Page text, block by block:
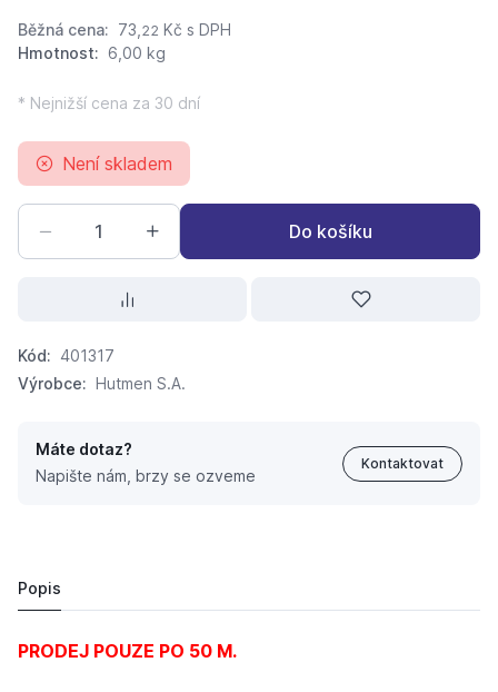
Běžná cena: 73, 22 Kč s DPH
Hmotnost: 6,00 kg
* Nejnižší cena za 30 dní
Není skladem
Do košíku
Kód: 401317
Výrobce: Hutmen S.A.
Máte dotaz?
Napište nám, brzy se ozveme
Kontaktovat
Popis
PRODEJ POUZE PO 50 M.